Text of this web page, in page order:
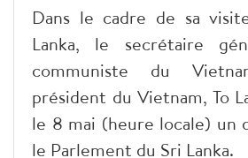
Dans le cadre de sa
Lanka, le secrétaire
communiste du
président du Vietnam, To
le 8 mai (heure locale) un
le Parlement du Sri Lanka.